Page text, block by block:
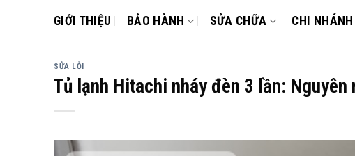
GIỚI THIỆU BẢO HÀNH SỬA CHỮA CHI NHÁNH
SỬA LỖI
Tủ lạnh Hitachi nháy đèn 3 lần: Nguyên